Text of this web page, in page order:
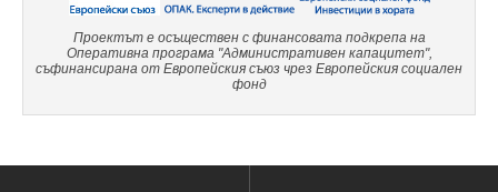
Проектът е осъществен с финансовата подкрепа на
Оперативна програма "Административен капацитет",
съфинансирана от Европейския съюз чрез Европейския социален
фонд